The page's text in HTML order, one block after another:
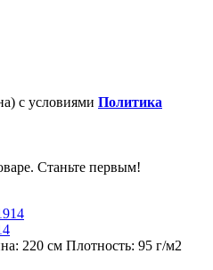
с условиями Политика
Станьте первым!
220 см Плотность: 95 г/м2